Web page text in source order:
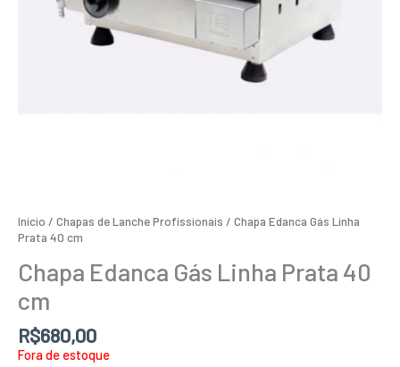
Início / Chapas de Lanche Profissionais / Chapa Edanca Gás Linha
Prata 40 cm
Chapa Edanca Gás Linha Prata 40
cm
R$680,00
Fora de estoque